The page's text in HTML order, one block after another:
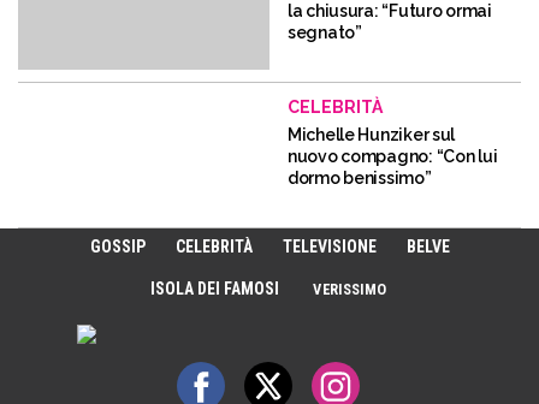
la chiusura: “Futuro ormai
segnato”
CELEBRITÀ
Michelle Hunziker sul
nuovo compagno: “Con lui
dormo benissimo”
GOSSIP CELEBRITÀ TELEVISIONE BELVE
ISOLA DEI FAMOSI VERISSIMO